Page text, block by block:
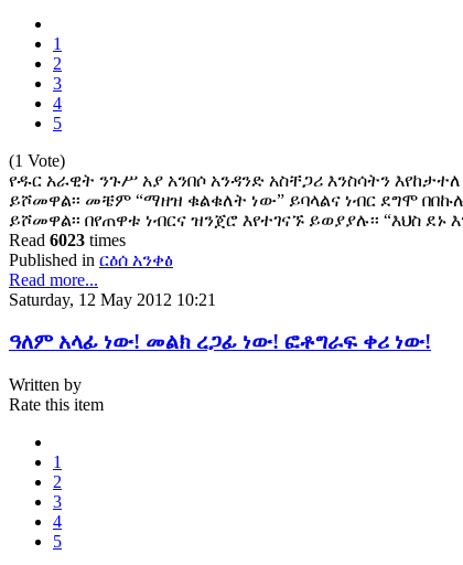
1
2
3
4
5
(1 Vote)
የዱር አራዊት ንጉሥ አያ አንበሶ አንዳንድ አስቸጋሪ እንስሳትን
ይሾመዋል፡፡ መቼም “ማዘዝ ቁልቁለት ነው” ይባላልና ነብር ደግሞ
ይሾመዋል፡፡ በየጠዋቱ ነብርና ዝንጀሮ እየተገናኙ ይወያያሉ፡፡ “እህስ ደኑ
Read 6023 times
Published in ርዕሰ አንቀፅ
Read more...
Saturday, 12 May 2012 10:21
ዓለም አላፊ ነው! መልክ ረጋፊ ነው! ፎቶግራፍ ቀሪ ነው!
Written by
Rate this item
1
2
3
4
5